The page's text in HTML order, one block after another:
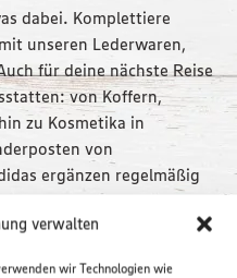
verwalten
wir Technologien wie
dabei. Komplettiere
unseren Lederwaren,
für deine nächste Reise
von Koffern,
zu Kosmetika in
von
ergänzen regelmäßig
öffnen